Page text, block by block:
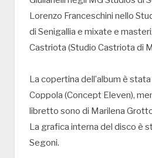
Lorenzo Franceschini nello
di Senigallia e mixate e
Castriota (Studio Castriota di
La copertina dell’album è
Coppola (Concept Eleven),
libretto sono di Marilena
La grafica interna del disco è
Segoni.